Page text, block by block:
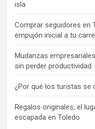
isla
Comprar seguidores en
empujón inicial a tu
Mudanzas
sin perder productividad
¿Por qué los turistas se
Regalos originales, el
escapada en Toledo